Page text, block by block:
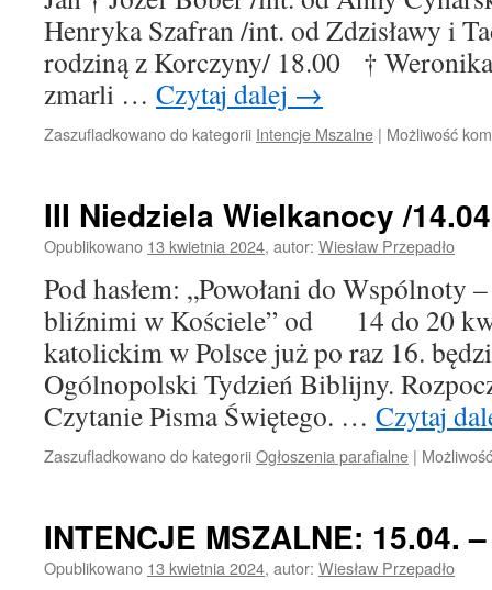
Henryka Szafran /int. od Zdzisławy i
rodziną z Korczyny/ 18.00 †
zmarli … Czytaj dalej →
Zaszufladkowano do kategorii Intencje Mszalne | Możliwość
III Niedziela Wielkanocy /
Opublikowano 13 kwietnia 2024, autor: Wiesław Przepadło
Pod hasłem: „Powołani do
bliźnimi w Kościele” od 14 do 20
katolickim w Polsce już po raz 16.
Ogólnopolski Tydzień Biblijny.
Czytanie Pisma Świętego. … Czytaj
Zaszufladkowano do kategoriiOgłoszenia parafialne |
INTENCJE MSZALNE: 15.04.
Opublikowano 13 kwietnia 2024, autor: Wiesław Przepadło